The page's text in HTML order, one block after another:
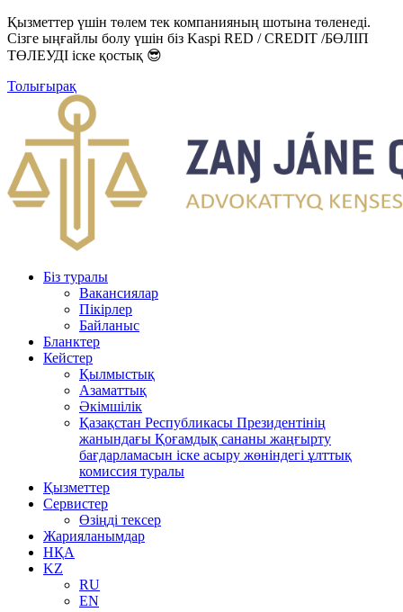
Қызметтер үшін төлем тек компанияның шотына төленеді.
Сізге ыңғайлы болу үшін біз Kaspi RED / CREDIT /БӨЛІП
ТӨЛЕУДІ іске қостық 😎
Толығырақ
Біз туралы
Вакансиялар
Пікірлер
Байланыс
Бланктер
Кейстер
Қылмыстық
Азаматтық
Әкімшілік
Қазақстан Республикасы Президентінің
жанындағы Қоғамдық сананы жаңғырту
бағдарламасын іске асыру жөніндегі ұлттық
комиссия туралы
Қызметтер
Сервистер
Өзіңді тексер
Жарияланымдар
НҚА
KZ
RU
EN